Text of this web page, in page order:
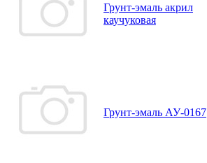
Грунт-эмаль акрил
каучуковая
Грунт-эмаль АУ-0167